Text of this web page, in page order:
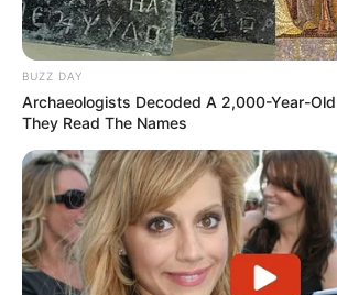
BUZZ DAY
Archaeologists Decoded A 2,000-Year-
They Read The Names